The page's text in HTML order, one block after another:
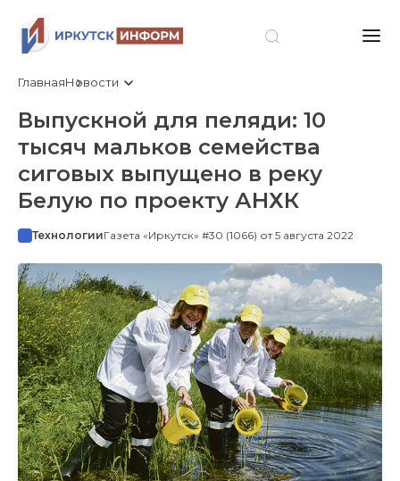
ГлавнаяНовости
Выпускной для пеляди: 10
тысяч мальков семейства
сиговых выпущено в реку
Белую по проекту АНХК
ТехнологииГазета «Иркутск» #30 (1066) от 5 августа 2022